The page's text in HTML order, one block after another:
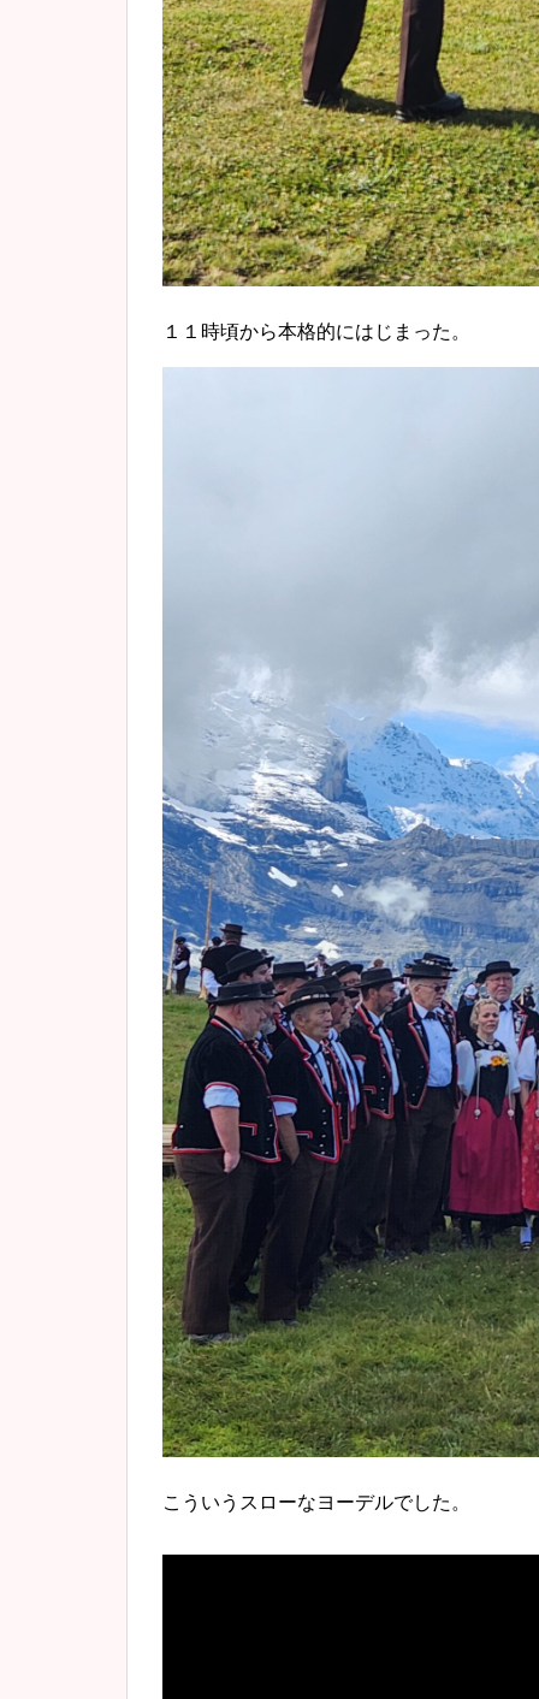
１１時頃から本格的にはじまった。
こういうスローなヨーデルでした。